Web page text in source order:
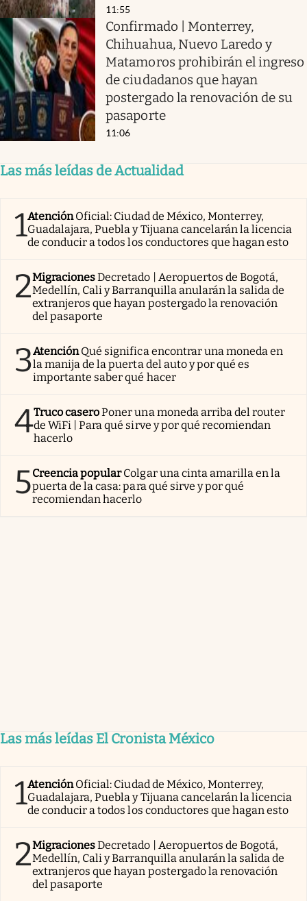
11:55
Confirmado | Monterrey,
Chihuahua, Nuevo Laredo y
Matamoros prohibirán el ingreso
de ciudadanos que hayan
postergado la renovación de su
pasaporte
11:06
Las más leídas de Actualidad
1AtenciónOficial: Ciudad de México, Monterrey,
Guadalajara, Puebla y Tijuana cancelarán la licencia
de conducir a todos los conductores que hagan esto
2MigracionesDecretado | Aeropuertos de Bogotá,
Medellín, Cali y Barranquilla anularán la salida de
extranjeros que hayan postergado la renovación
del pasaporte
3AtenciónQué significa encontrar una moneda en
la manija de la puerta del auto y por qué es
importante saber qué hacer
4Truco caseroPoner una moneda arriba del router
de WiFi | Para qué sirve y por qué recomiendan
hacerlo
5Creencia popularColgar una cinta amarilla en la
puerta de la casa: para qué sirve y por qué
recomiendan hacerlo
Las más leídas El Cronista México
1AtenciónOficial: Ciudad de México, Monterrey,
Guadalajara, Puebla y Tijuana cancelarán la licencia
de conducir a todos los conductores que hagan esto
2MigracionesDecretado | Aeropuertos de Bogotá,
Medellín, Cali y Barranquilla anularán la salida de
extranjeros que hayan postergado la renovación
del pasaporte